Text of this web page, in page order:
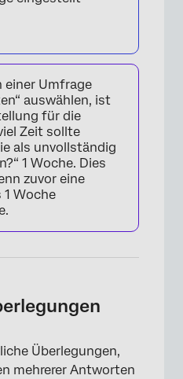
einer Umfrage
auswählen, ist
für die
Zeit sollte
als unvollständig
1 Woche. Dies
zuvor eine
1 Woche
Überlegungen,
mehrerer Antworten